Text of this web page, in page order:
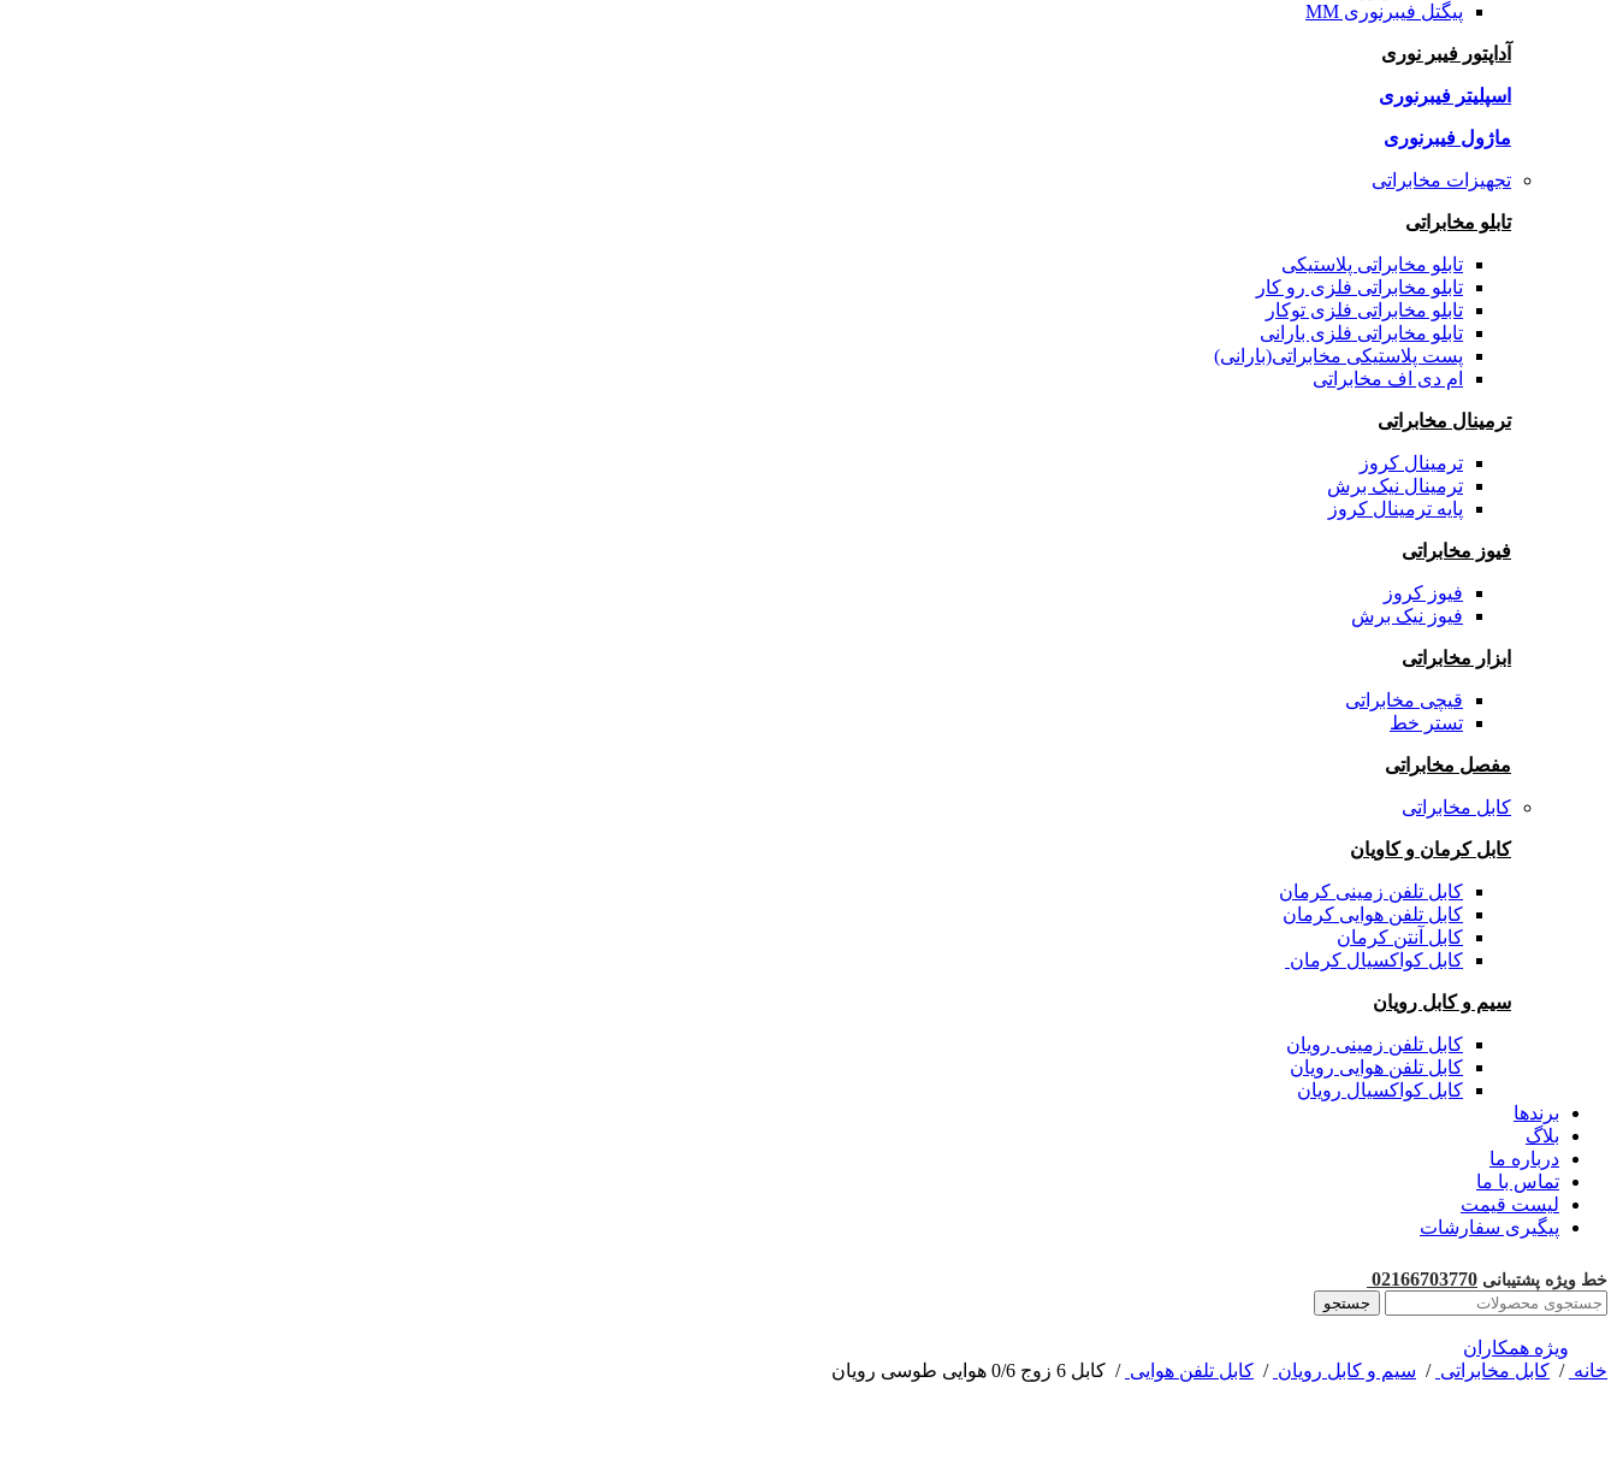
پیگتل فیبرنوری MM
آداپتور فیبر نوری
اسپلیتر فیبرنوری
ماژول فیبرنوری
تجهیزات مخابراتی
تابلو مخابراتی
تابلو مخابراتی پلاستیکی
تابلو مخابراتی فلزی رو کار
تابلو مخابراتی فلزی توکار
تابلو مخابراتی فلزی بارانی
پست پلاستیکی مخابراتی(بارانی)
ام دی اف مخابراتی
ترمینال مخابراتی
ترمینال کروز
ترمینال نیک برش
پایه ترمینال کروز
فیوز مخابراتی
فیوز کروز
فیوز نیک برش
ابزار مخابراتی
قیچی مخابراتی
تستر خط
مفصل مخابراتی
کابل مخابراتی
کابل کرمان و کاویان
کابل تلفن زمینی کرمان
کابل تلفن هوایی کرمان
کابل آنتن کرمان
کابل کواکسیال کرمان
سیم و کابل رویان
کابل تلفن زمینی رویان
کابل تلفن هوایی رویان
کابل کواکسیال رویان
برندها
بلاگ
درباره ما
تماس با ما
لیست قیمت
پیگیری سفارشات
خط ویژه پشتیبانی 02166703770
جستجو
ویژه همکاران
خانه / کابل مخابراتی / سیم و کابل رویان / کابل تلفن هوایی / کابل 6 زوج 0/6 هوایی طوسی رویان